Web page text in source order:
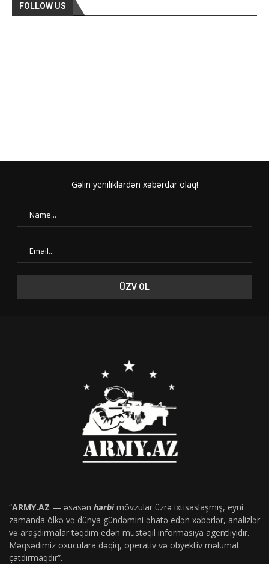
FOLLOW US
Gəlin yeniliklərdən xəbərdar olaq!
“ARMY.AZ — əsasən hərbimövzular üzrə ixtisaslaşmış, eyni
zamanda ölkə və dünya gündəmini əhatə edən xəbərlər, analizlər
və araşdırmalar təqdim edən müstəqil informasiya agentliyidir.
Məqsədimiz oxuculara dəqiq, operativ və obyektiv məlumat
çatdırmaqdır”.